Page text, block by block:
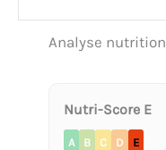
Analyse
Nutri-Score E
A B C D E